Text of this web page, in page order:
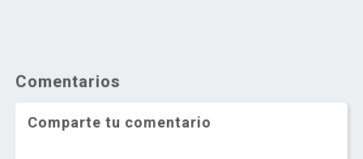
Comentarios
Comparte tu comentario